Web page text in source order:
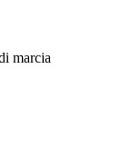
marcia